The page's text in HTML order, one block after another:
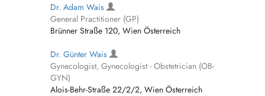
Dr. Adam Wais
General Practitioner (GP)
Brünner Straße 120, Wien Österreich
Dr. Günter Wais
Gynecologist, Gynecologist - Obstetrician (OB-
GYN)
Alois-Behr-Straße 22/2/2, Wien Österreich